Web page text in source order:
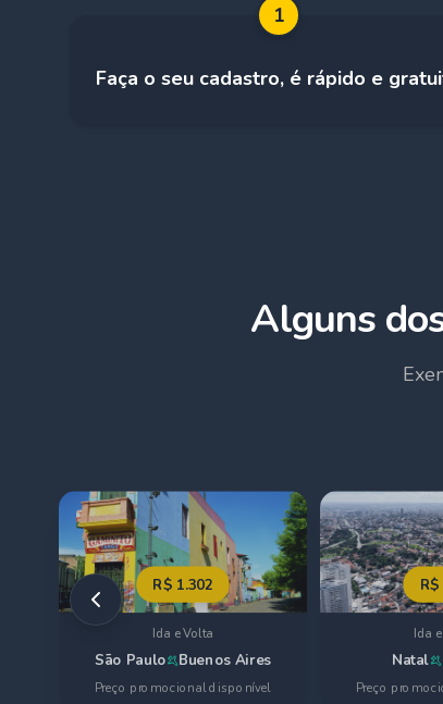
1
Faça o seu cadastro, é rápido e
Alguns
R$ 1.302
Ida e Volta
São Paulo Buenos Aires
Preço promocional disponível
R$
Ida
Natal
Preço